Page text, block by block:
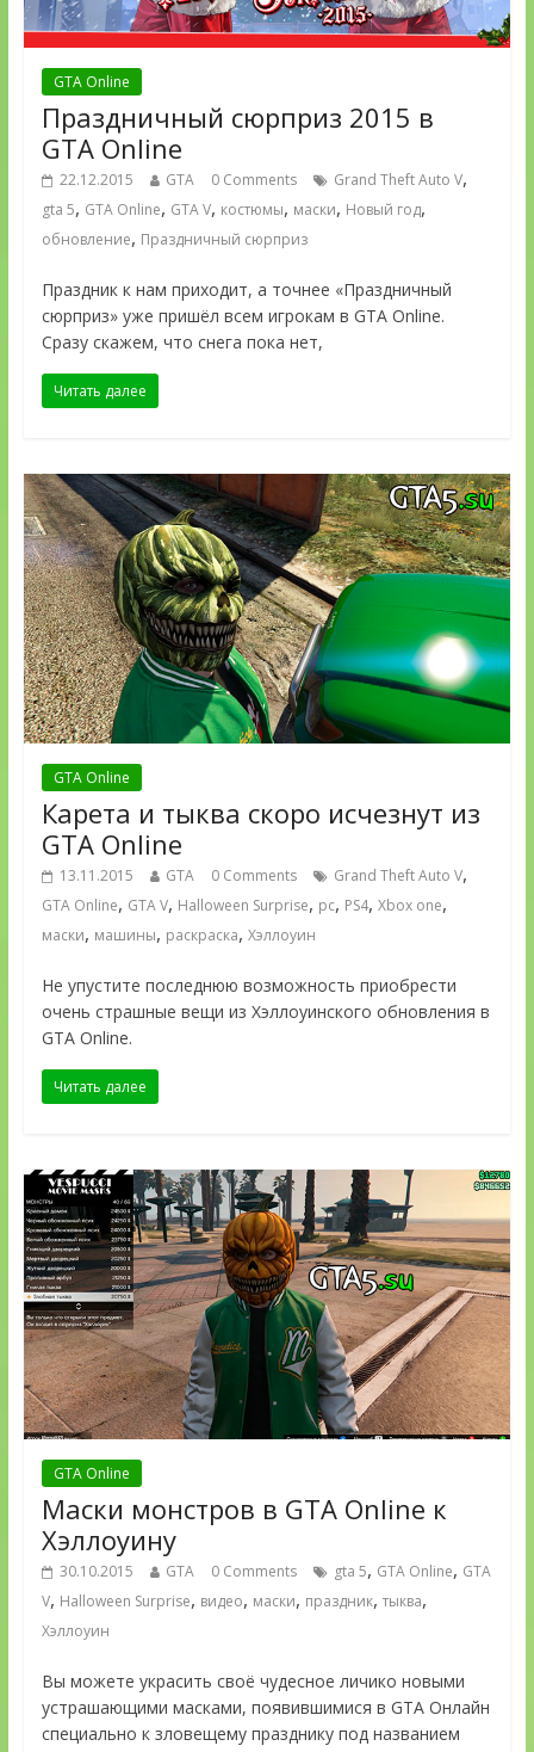
GTA Online
Праздничный сюрприз 2015 в
GTA Online
22.12.2015 GTA 0 Comments Grand Theft Auto V,
gta 5, GTA Online, GTA V, костюмы, маски, Новый год,
обновление, Праздничный сюрприз
Праздник к нам приходит, а точнее «Праздничный
сюрприз» уже пришёл всем игрокам в GTA Online.
Сразу скажем, что снега пока нет,
Читать далее
GTA Online
Карета и тыква скоро исчезнут из
GTA Online
13.11.2015 GTA 0 Comments Grand Theft Auto V,
GTA Online, GTA V, Halloween Surprise, pc, PS4, Xbox one,
маски, машины, раскраска, Хэллоуин
Не упустите последнюю возможность приобрести
очень страшные вещи из Хэллоуинского обновления в
GTA Online.
Читать далее
GTA Online
Маски монстров в GTA Online к
Хэллоуину
30.10.2015 GTA 0 Comments gta 5, GTA Online, GTA
V, Halloween Surprise, видео, маски, праздник, тыква,
Хэллоуин
Вы можете украсить своё чудесное личико новыми
устрашающими масками, появившимися в GTA Онлайн
специально к зловещему празднику под названием